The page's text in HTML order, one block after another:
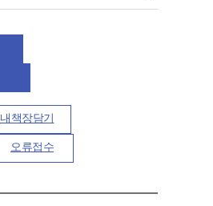
내책장담기
오류접수